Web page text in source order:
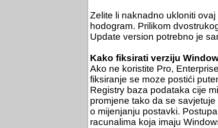
Zelite li naknadno ukloniti
hodogram. Prilikom
Update version potrebno je
Kako fiksirati verziju
Ako ne koristite Pro,
fiksiranje se moze postići
Registry baza podataka cije
promjene tako da se
o mijenjanju postavki.
racunalima koja imaju